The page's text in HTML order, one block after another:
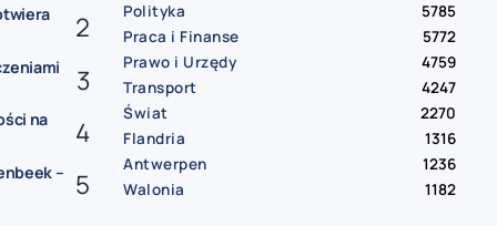
na
–
Polityka
5785
Praca i Finanse
5772
Prawo i Urzędy
4759
Transport
4247
Świat
2270
Flandria
1316
Antwerpen
1236
Walonia
1182